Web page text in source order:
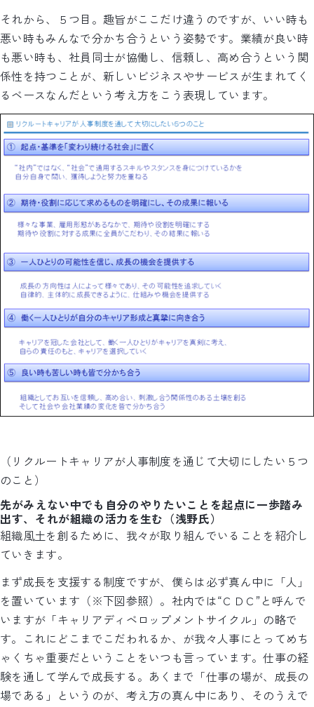
それから、５つ目。趣旨がここだけ違うのですが、いい時も
悪い時もみんなで分かち合うという姿勢です。業績が良い時
も悪い時も、社員同士が協働し、信頼し、高め合うという関
係性を持つことが、新しいビジネスやサービスが生まれてく
るベースなんだという考え方をこう表現しています。
（リクルートキャリアが人事制度を通じて大切にしたい５つ
のこと）
先がみえない中でも自分のやりたいことを起点に一歩踏み
出す、それが組織の活力を生む（浅野氏）
組織風土を創るために、我々が取り組んでいることを紹介し
ていきます。
まず成長を支援する制度ですが、僕らは必ず真ん中に「人」
を置いています（※下図参照）。社内では“ＣＤＣ”と呼んで
いますが「キャリアディベロップメントサイクル」の略で
す。これにどこまでこだわれるか、が我々人事にとってめち
ゃくちゃ重要だということをいつも言っています。仕事の経
験を通して学んで成長する。あくまで「仕事の場が、成長の
場である」というのが、考え方の真ん中にあり、そのうえで